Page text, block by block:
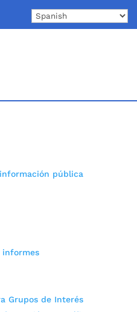
pública
informes
Grupos de Interés
ocuparon
nivel
Icfes